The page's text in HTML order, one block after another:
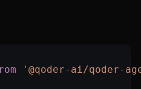
'@qoder-ai/qoder-